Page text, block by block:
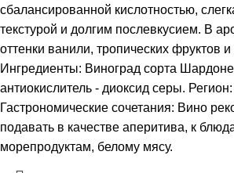
сбалансированной кислотностью,
текстурой и долгим послевкусием. В
оттенки ванили, тропических фруктов и
Ингредиенты: Виноград сорта
антиокислитель - диоксид серы.
Гастрономические сочетания: Вино
подавать в качестве аперитива, к
морепродуктам, белому мясу.